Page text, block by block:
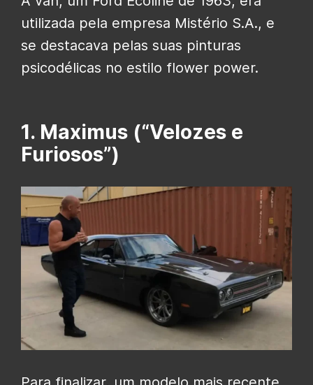
utilizada pela empresa Mistério S.A., e
se destacava pelas suas pinturas
psicodélicas no estilo flower power.
1. Maximus (“Velozes e
Furiosos”)